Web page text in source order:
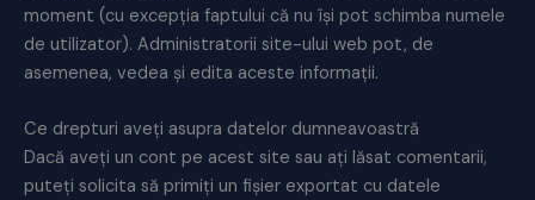
moment (cu excepția faptului că nu își pot schimba numele
de utilizator). Administratorii site-ului web pot, de
asemenea, vedea și edita aceste informații.
Ce drepturi aveți asupra datelor dumneavoastră
Dacă aveți un cont pe acest site sau ați lăsat comentarii,
puteți solicita să primiți un fișier exportat cu datele